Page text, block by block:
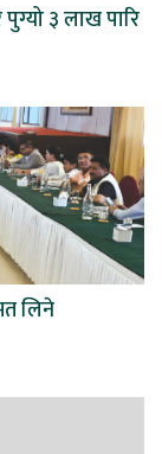
३ लाख पारि
लिने